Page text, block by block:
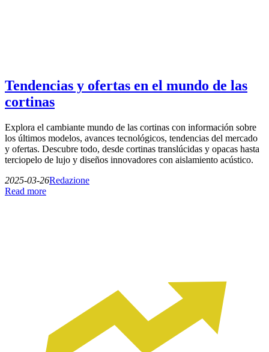
Tendencias y ofertas en el mundo de las
cortinas
Explora el cambiante mundo de las cortinas con información sobre
los últimos modelos, avances tecnológicos, tendencias del mercado
y ofertas. Descubre todo, desde cortinas translúcidas y opacas hasta
terciopelo de lujo y diseños innovadores con aislamiento acústico.
2025-03-26Redazione
Read more